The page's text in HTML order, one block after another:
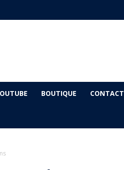
BOUTIQUE CONTACT